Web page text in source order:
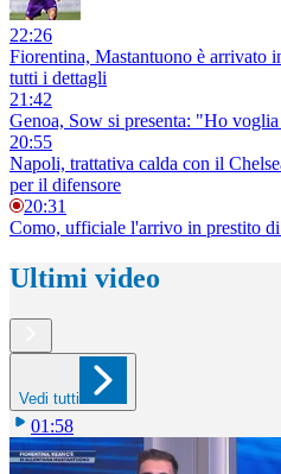
22:26
Fiorentina, Mastantuono è arrivato
tutti i dettagli
21:42
Genoa, Sow si presenta: "Ho
20:55
Napoli, trattativa calda con il
per il difensore
20:31
Como, ufficiale l'arrivo in prestito
Ultimi video
Vedi tutti
01:58